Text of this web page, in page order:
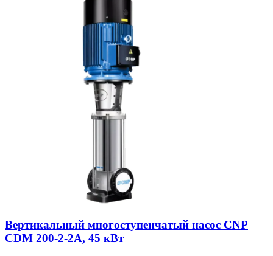
Вертикальный многоступенчатый насос CNP
CDM 200-2-2А, 45 кВт